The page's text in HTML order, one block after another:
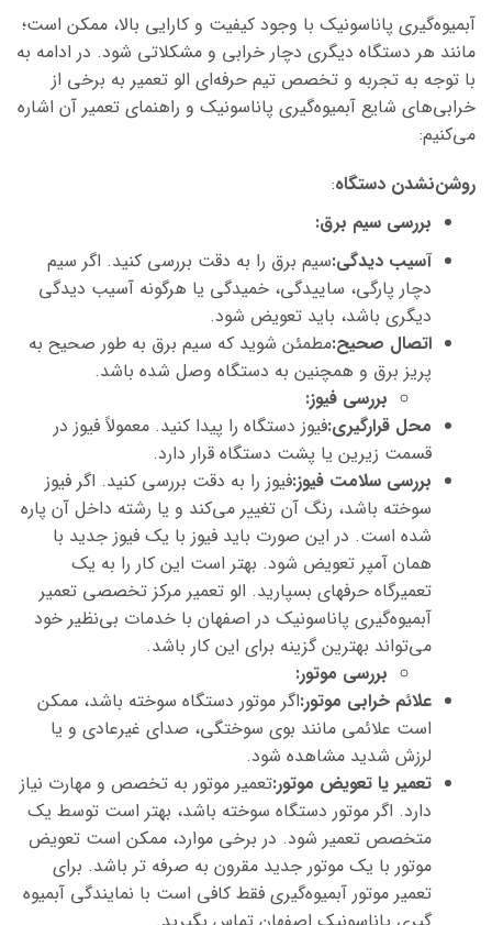
آبمیوه‌گیری پاناسونیک با وجود کیفیت و کارایی بالا، ممکن است؛
مانند هر دستگاه دیگری دچار خرابی و مشکلاتی شود. در ادامه به
با توجه به تجربه و تخصص تیم حرفه‌ای الو تعمیر به برخی از
خرابی‌های شایع آبمیوه‌گیری پاناسونیک و راهنمای تعمیر آن اشاره
می‌کنیم:
روشن‌نشدن دستگاه:
بررسی سیم برق:
آسیب دیدگی:سیم برق را به دقت بررسی کنید. اگر سیم
دچار پارگی، ساییدگی، خمیدگی یا هرگونه آسیب دیدگی
دیگری باشد، باید تعویض شود.
اتصال صحیح:مطمئن شوید که سیم برق به طور صحیح به
پریز برق و همچنین به دستگاه وصل شده باشد.
بررسی فیوز:
محل قرارگیری:فیوز دستگاه را پیدا کنید. معمولاً فیوز در
قسمت زیرین یا پشت دستگاه قرار دارد.
بررسی سلامت فیوز:فیوز را به دقت بررسی کنید. اگر فیوز
سوخته باشد، رنگ آن تغییر می‌کند و یا رشته داخل آن پاره
شده است. در این صورت باید فیوز با یک فیوز جدید با
همان آمپر تعویض شود. بهتر است این کار را به یک
تعمیرگاه حرفه‎ای بسپارید. الو تعمیر مرکز تخصصی تعمیر
آبمیوه‌گیری پاناسونیک در اصفهان با خدمات بی‌نظیر خود
می‌تواند بهترین گزینه برای این کار باشد.
بررسی موتور:
علائم خرابی موتور:اگر موتور دستگاه سوخته باشد، ممکن
است علائمی مانند بوی سوختگی، صدای غیرعادی و یا
لرزش شدید مشاهده شود.
تعمیر یا تعویض موتور:تعمیر موتور به تخصص و مهارت نیاز
دارد. اگر موتور دستگاه سوخته باشد، بهتر است توسط یک
متخصص تعمیر شود. در برخی موارد، ممکن است تعویض
موتور با یک موتور جدید مقرون به صرفه تر باشد. برای
تعمیر موتور آبمیوه‌گیری فقط کافی است با نمایندگی آبمیوه